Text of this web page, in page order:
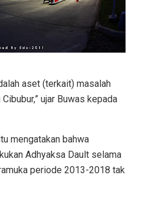
aset (terkait) masalah
ujar Buwas kepada
mengatakan bahwa
Adhyaksa Dault selama
periode 2013-2018 tak